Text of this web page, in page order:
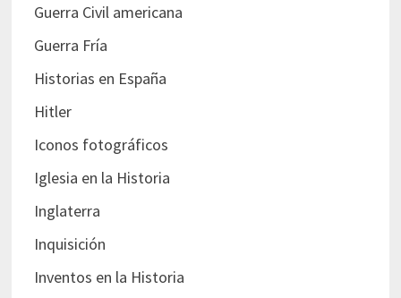
Guerra Civil americana
Guerra Fría
Historias en España
Hitler
Iconos fotográficos
Iglesia en la Historia
Inglaterra
Inquisición
Inventos en la Historia